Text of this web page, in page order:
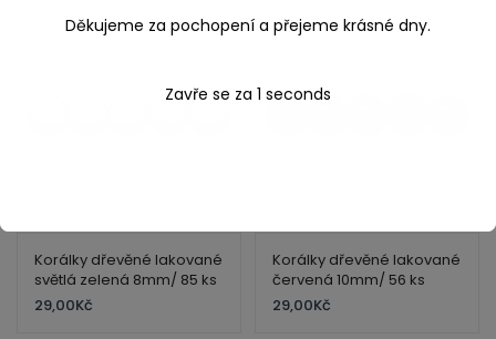
Korálky dřevěné lakované
světlá zelená 8mm/ 85 ks
29,00Kč
Korálky dřevěné lakované
červená 10mm/ 56 ks
29,00Kč
Děkujeme za pochopení a přejeme krásné dny.
Zavře se za 1 seconds